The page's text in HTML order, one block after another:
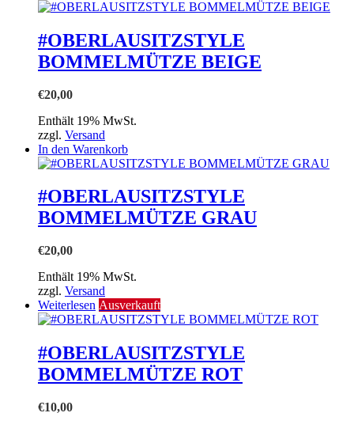
#OBERLAUSITZSTYLE
BOMMELMÜTZE BEIGE
€20,00
Enthält 19% MwSt.
zzgl. Versand
In den Warenkorb
#OBERLAUSITZSTYLE
BOMMELMÜTZE GRAU
€20,00
Enthält 19% MwSt.
zzgl. Versand
Weiterlesen Ausverkauft
#OBERLAUSITZSTYLE
BOMMELMÜTZE ROT
€10,00